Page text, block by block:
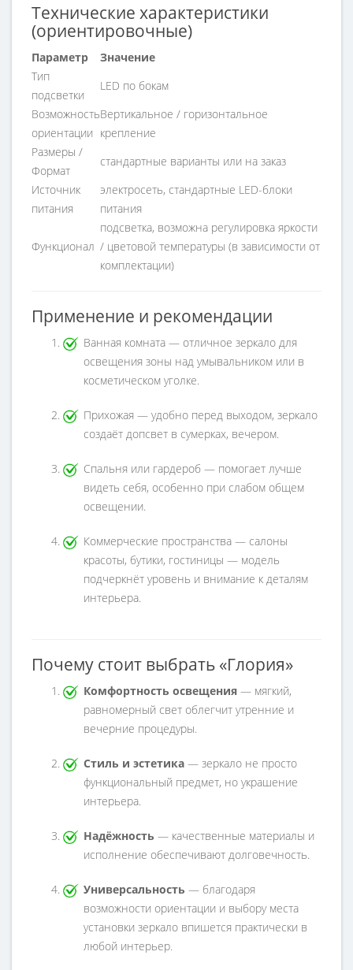
Технические характеристики
(ориентировочные)
Параметр
Значение
Тип
подсветки
LED по бокам
Возможность
ориентации
Вертикальное / горизонтальное
крепление
Размеры /
Формат
стандартные варианты или на заказ
Источник
питания
электросеть, стандартные LED-блоки
питания
Функционал
подсветка, возможна регулировка яркости
/ цветовой температуры (в зависимости от
комплектации)
Применение и рекомендации
Ванная комната — отличное зеркало для
освещения зоны над умывальником или в
косметическом уголке.
Прихожая — удобно перед выходом, зеркало
создаёт допсвет в сумерках, вечером.
Спальня или гардероб — помогает лучше
видеть себя, особенно при слабом общем
освещении.
Коммерческие пространства — салоны
красоты, бутики, гостиницы — модель
подчеркнёт уровень и внимание к деталям
интерьера.
Почему стоит выбрать «Глория»
Комфортность освещения — мягкий,
равномерный свет облегчит утренние и
вечерние процедуры.
Стиль и эстетика — зеркало не просто
функциональный предмет, но украшение
интерьера.
Надёжность — качественные материалы и
исполнение обеспечивают долговечность.
Универсальность — благодаря
возможности ориентации и выбору места
установки зеркало впишется практически в
любой интерьер.